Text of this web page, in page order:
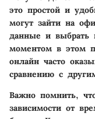
это простой и
могут зайти на
данные и
моментом в этом
онлайн часто
сравнению с
Важно помнить,
зависимости от